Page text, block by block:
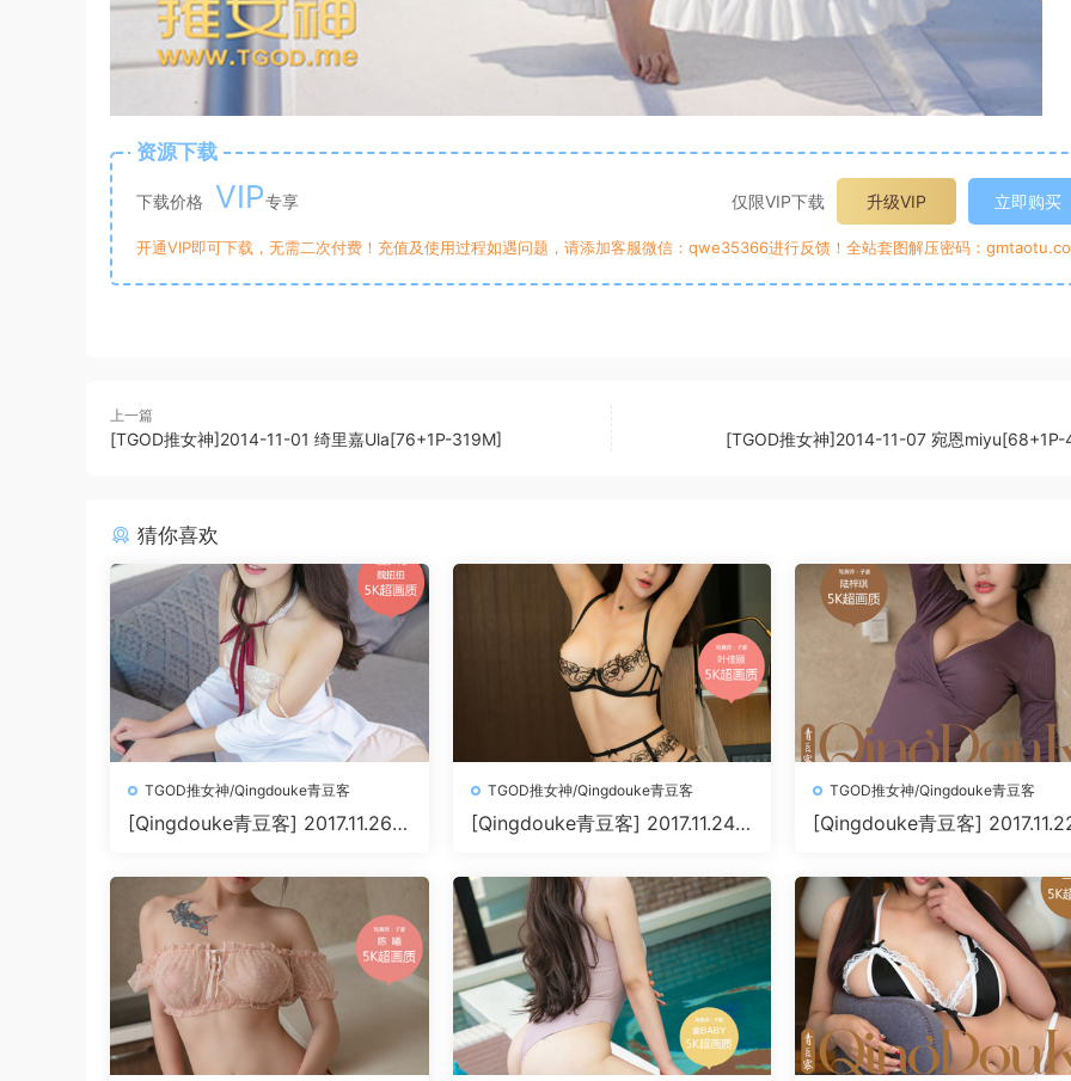
资源下载
下载价格 VIP专享 仅限VIP下载 升级VIP 立即购买
开通VIP即可下载，无需二次付费！充值及使用过程如遇问题，请添加客服微信：qwe35366进行反馈！全站套图解压密码：
上一篇
[TGOD推女神]2014-11-01 绮里嘉Ula[76+1P-319M] [TGOD推女神]2014-11-07 宛恩miyu[68+1P-
猜你喜欢
TGOD推女神/Qingdouke青豆客
[Qingdouke青豆客] 2017.11.26
TGOD推女神/Qingdouke青豆客
[Qingdouke青豆客] 2017.11.24
TGOD推女神/Qingdouke青豆客
[Qingdouke青豆客]